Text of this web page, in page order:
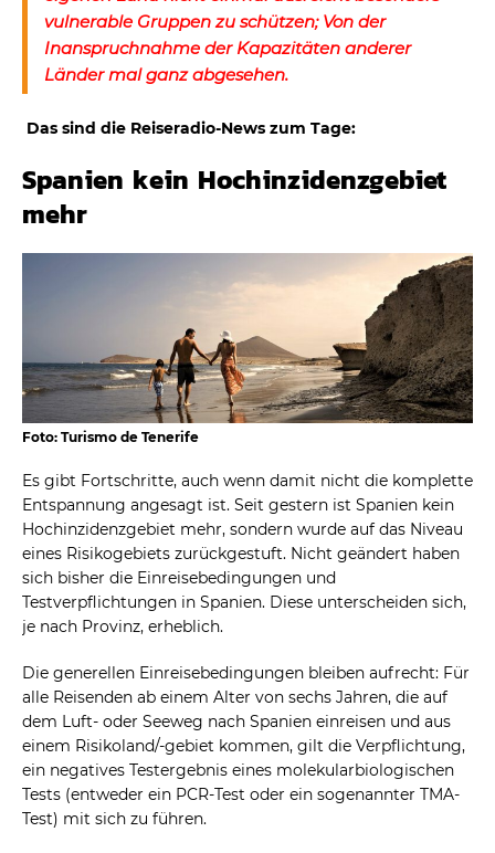
vulnerable Gruppen zu schützen; Von der
Inanspruchnahme der Kapazitäten anderer
Länder mal ganz abgesehen.
Das sind die Reiseradio-News zum Tage:
Spanien kein Hochinzidenzgebiet
mehr
Foto: Turismo de Tenerife
Es gibt Fortschritte, auch wenn damit nicht die komplette
Entspannung angesagt ist. Seit gestern ist Spanien kein
Hochinzidenzgebiet mehr, sondern wurde auf das Niveau
eines Risikogebiets zurückgestuft. Nicht geändert haben
sich bisher die Einreisebedingungen und
Testverpflichtungen in Spanien. Diese unterscheiden sich,
je nach Provinz, erheblich.
Die generellen Einreisebedingungen bleiben aufrecht: Für
alle Reisenden ab einem Alter von sechs Jahren, die auf
dem Luft- oder Seeweg nach Spanien einreisen und aus
einem Risikoland/-gebiet kommen, gilt die Verpflichtung,
ein negatives Testergebnis eines molekularbiologischen
Tests (entweder ein PCR-Test oder ein sogenannter TMA-
Test) mit sich zu führen.